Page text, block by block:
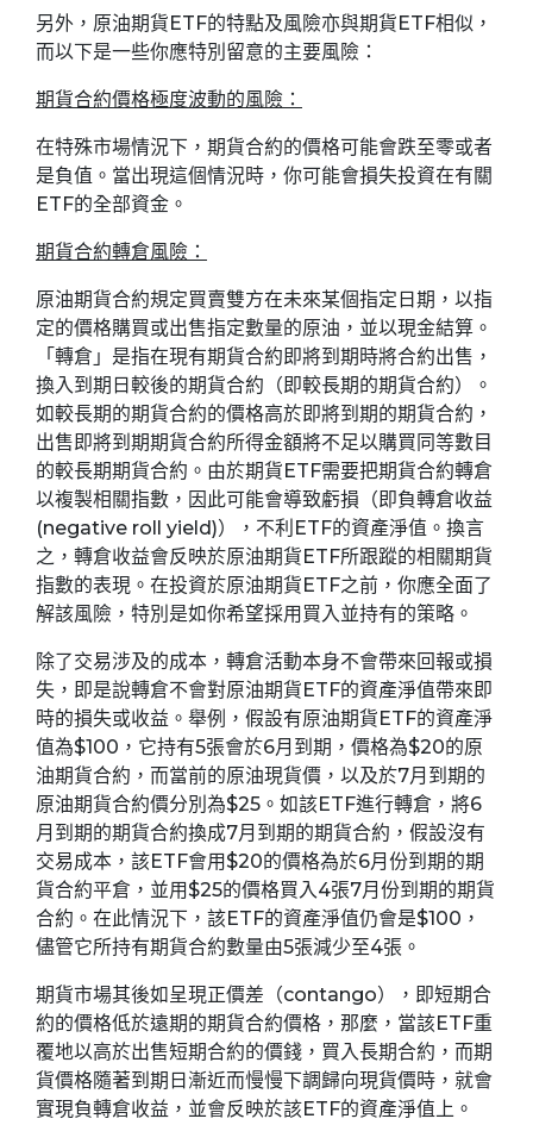
另外，原油期貨ETF的特點及風險亦與期貨ETF相似，
而以下是一些你應特別留意的主要風險：
期貨合約價格極度波動的風險：
在特殊市場情況下，期貨合約的價格可能會跌至零或者
是負值。當出現這個情況時，你可能會損失投資在有關
ETF的全部資金。
期貨合約轉倉風險：
原油期貨合約規定買賣雙方在未來某個指定日期，以指
定的價格購買或出售指定數量的原油，並以現金結算。
「轉倉」是指在現有期貨合約即將到期時將合約出售，
換入到期日較後的期貨合約（即較長期的期貨合約）。
如較長期的期貨合約的價格高於即將到期的期貨合約，
出售即將到期期貨合約所得金額將不足以購買同等數目
的較長期期貨合約。由於期貨ETF需要把期貨合約轉倉
以複製相關指數，因此可能會導致虧損（即負轉倉收益
(negative roll yield)），不利ETF的資產淨值。換言
之，轉倉收益會反映於原油期貨ETF所跟蹤的相關期貨
指數的表現。在投資於原油期貨ETF之前，你應全面了
解該風險，特別是如你希望採用買入並持有的策略。
除了交易涉及的成本，轉倉活動本身不會帶來回報或損
失，即是說轉倉不會對原油期貨ETF的資產淨值帶來即
時的損失或收益。舉例，假設有原油期貨ETF的資產淨
值為$100，它持有5張會於6月到期，價格為$20的原
油期貨合約，而當前的原油現貨價，以及於7月到期的
原油期貨合約價分別為$25。如該ETF進行轉倉，將6
月到期的期貨合約換成7月到期的期貨合約，假設沒有
交易成本，該ETF會用$20的價格為於6月份到期的期
貨合約平倉，並用$25的價格買入4張7月份到期的期貨
合約。在此情況下，該ETF的資產淨值仍會是$100，
儘管它所持有期貨合約數量由5張減少至4張。
期貨市場其後如呈現正價差（contango），即短期合
約的價格低於遠期的期貨合約價格，那麼，當該ETF重
覆地以高於出售短期合約的價錢，買入長期合約，而期
貨價格隨著到期日漸近而慢慢下調歸向現貨價時，就會
實現負轉倉收益，並會反映於該ETF的資產淨值上。